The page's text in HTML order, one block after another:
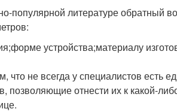
популярной литературе обратный
устройства;материалу
что не всегда у специалистов есть
позволяющие отнести их к какой-